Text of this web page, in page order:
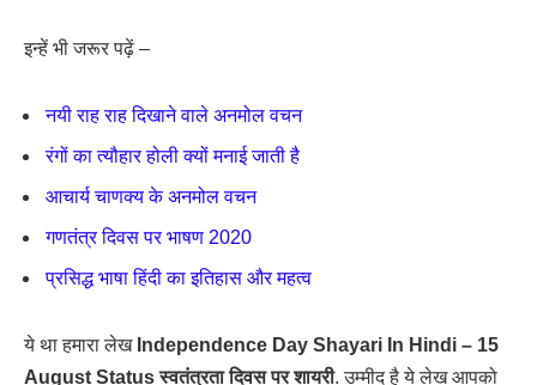
इन्हें भी जरूर पढ़ें –
नयी राह राह दिखाने वाले अनमोल वचन
रंगों का त्यौहार होली क्यों मनाई जाती है
आचार्य चाणक्य के अनमोल वचन
गणतंत्र दिवस पर भाषण 2020
प्रसिद्ध भाषा हिंदी का इतिहास और महत्व
ये था हमारा लेख Independence Day Shayari In Hindi – 15
August Status स्वतंत्रता दिवस पर शायरी. उम्मीद है ये लेख आपको